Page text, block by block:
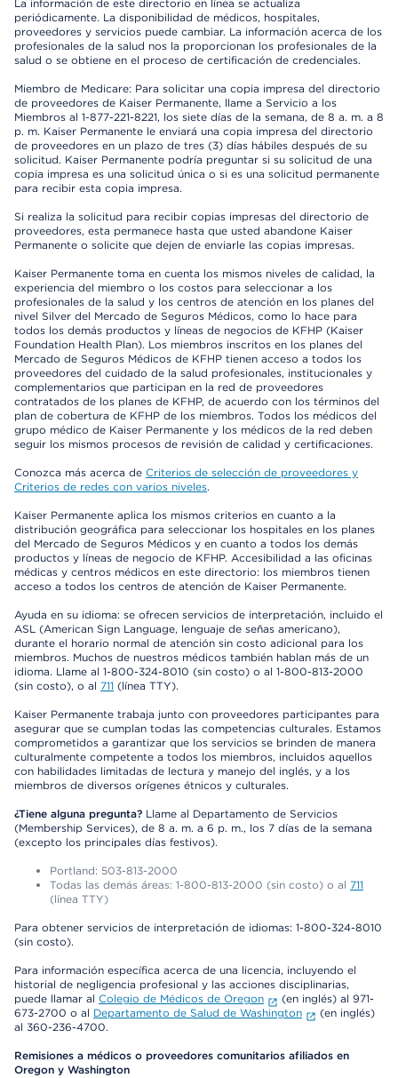
La información de este directorio en línea se actualiza
periódicamente. La disponibilidad de médicos, hospitales,
proveedores y servicios puede cambiar. La información acerca de los
profesionales de la salud nos la proporcionan los profesionales de la
salud o se obtiene en el proceso de certificación de credenciales.
Miembro de Medicare: Para solicitar una copia impresa del directorio
de proveedores de Kaiser Permanente, llame a Servicio a los
Miembros al 1-877-221-8221, los siete días de la semana, de 8 a. m. a 8
p. m. Kaiser Permanente le enviará una copia impresa del directorio
de proveedores en un plazo de tres (3) días hábiles después de su
solicitud. Kaiser Permanente podría preguntar si su solicitud de una
copia impresa es una solicitud única o si es una solicitud permanente
para recibir esta copia impresa.
Si realiza la solicitud para recibir copias impresas del directorio de
proveedores, esta permanece hasta que usted abandone Kaiser
Permanente o solicite que dejen de enviarle las copias impresas.
Kaiser Permanente toma en cuenta los mismos niveles de calidad, la
experiencia del miembro o los costos para seleccionar a los
profesionales de la salud y los centros de atención en los planes del
nivel Silver del Mercado de Seguros Médicos, como lo hace para
todos los demás productos y líneas de negocios de KFHP (Kaiser
Foundation Health Plan). Los miembros inscritos en los planes del
Mercado de Seguros Médicos de KFHP tienen acceso a todos los
proveedores del cuidado de la salud profesionales, institucionales y
complementarios que participan en la red de proveedores
contratados de los planes de KFHP, de acuerdo con los términos del
plan de cobertura de KFHP de los miembros. Todos los médicos del
grupo médico de Kaiser Permanente y los médicos de la red deben
seguir los mismos procesos de revisión de calidad y certificaciones.
Conozca más acerca de Criterios de selección de proveedores y
Criterios de redes con varios niveles.
Kaiser Permanente aplica los mismos criterios en cuanto a la
distribución geográfica para seleccionar los hospitales en los planes
del Mercado de Seguros Médicos y en cuanto a todos los demás
productos y líneas de negocio de KFHP. Accesibilidad a las oficinas
médicas y centros médicos en este directorio: los miembros tienen
acceso a todos los centros de atención de Kaiser Permanente.
Ayuda en su idioma: se ofrecen servicios de interpretación, incluido el
ASL (American Sign Language, lenguaje de señas americano),
durante el horario normal de atención sin costo adicional para los
miembros. Muchos de nuestros médicos también hablan más de un
idioma. Llame al 1-800-324-8010 (sin costo) o al 1-800-813-2000
(sin costo), o al 711 (línea TTY).
Kaiser Permanente trabaja junto con proveedores participantes para
asegurar que se cumplan todas las competencias culturales. Estamos
comprometidos a garantizar que los servicios se brinden de manera
culturalmente competente a todos los miembros, incluidos aquellos
con habilidades limitadas de lectura y manejo del inglés, y a los
miembros de diversos orígenes étnicos y culturales.
¿Tiene alguna pregunta? Llame al Departamento de Servicios
(Membership Services), de 8 a. m. a 6 p. m., los 7 días de la semana
(excepto los principales días festivos).
Portland: 503-813-2000
Todas las demás áreas: 1-800-813-2000 (sin costo) o al 711
(línea TTY)
Para obtener servicios de interpretación de idiomas: 1-800-324-8010
(sin costo).
Para información específica acerca de una licencia, incluyendo el
historial de negligencia profesional y las acciones disciplinarias,
puede llamar al Colegio de Médicos de Oregon
(en inglés) al 971-
673-2700 o al Departamento de Salud de Washington
(en inglés)
al 360-236-4700.
Remisiones a médicos o proveedores comunitarios afiliados en
Oregon y Washington